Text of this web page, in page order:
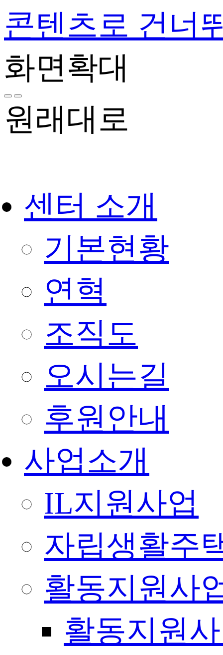
콘텐츠로 건너
화면확대
원래대로
센터 소개
기본현황
연혁
조직도
오시는길
후원안내
사업소개
IL지원사업
자립생활주
활동지원사
활동지원